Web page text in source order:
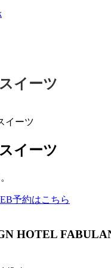
イーツ
イーツ
イーツ
予約はこちら
HOTEL